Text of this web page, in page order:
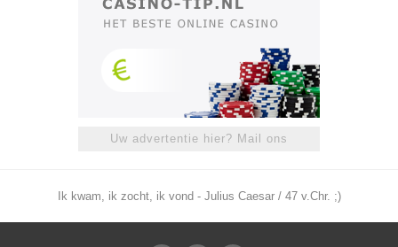
Uw advertentie hier? Mail ons
Ik kwam, ik zocht, ik vond - Julius Caesar / 47 v.Chr. ;)